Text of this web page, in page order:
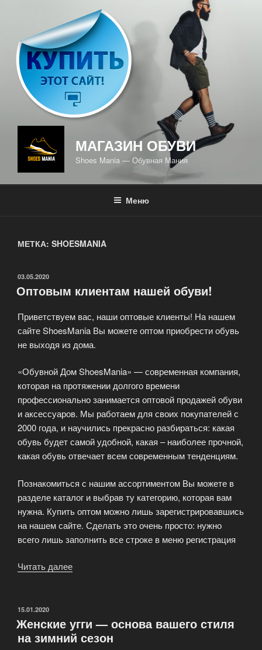
содержимому
МАГАЗИН ОБУВИ
Shoes Mania — Обувная Мания
Меню
МЕТКА: SHOESMANIA
ОПУБЛИКОВАНО
03.05.2020
Оптовым клиентам нашей обуви!
Приветствуем вас, наши оптовые клиенты! На нашем
сайте ShoesMania Вы можете оптом приобрести обувь
не выходя из дома.
«Обувной Дом ShoesMania» — современная компания,
которая на протяжении долгого времени
профессионально занимается оптовой продажей обуви
и аксессуаров. Мы работаем для своих покупателей с
2000 года, и научились прекрасно разбираться: какая
обувь будет самой удобной, какая – наиболее прочной,
какая обувь отвечает всем современным тенденциям.
Познакомиться с нашим ассортиментом Вы можете в
разделе каталог и выбрав ту категорию, которая вам
нужна. Купить оптом можно лишь зарегистрировавшись
на нашем сайте. Сделать это очень просто: нужно
всего лишь заполнить все строке в меню регистрация
Читать далее
ОПУБЛИКОВАНО
15.01.2020
Женские угги — основа вашего стиля
на зимний сезон